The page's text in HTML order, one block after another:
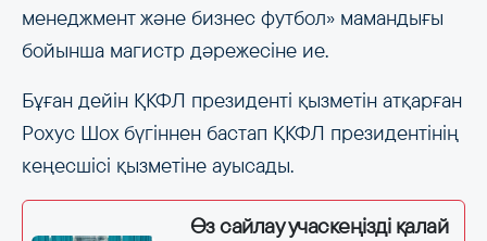
менеджмент және бизнес футбол» мамандығы
бойынша магистр дәрежесіне ие.
Бұған дейін ҚКФЛ президенті қызметін атқарған
Рохус Шох бүгіннен бастап ҚКФЛ президентінің
кеңесшісі қызметіне ауысады.
Өз сайлау учаскеңізді қалай